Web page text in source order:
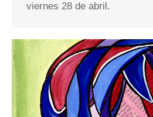
viernes 28 de abril.